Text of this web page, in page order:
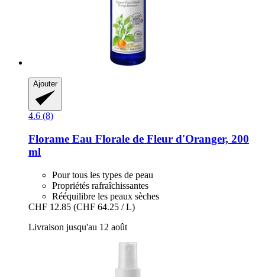
Ajouter
4.6 (8)
Florame Eau Florale de Fleur d'Oranger, 200
ml
Pour tous les types de peau
Propriétés rafraîchissantes
Rééquilibre les peaux sèches
CHF 12.85 (CHF 64.25 / L)
Livraison jusqu'au 12 août